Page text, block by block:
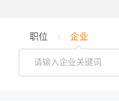
职位 企业